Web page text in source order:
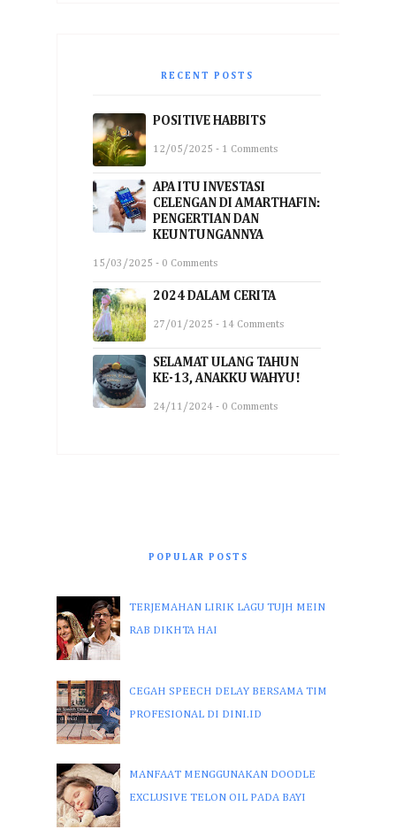
RECENT POSTS
POSITIVE HABBITS
12/05/2025 - 1 Comments
APA ITU INVESTASI
CELENGAN DI AMARTHAFIN:
PENGERTIAN DAN
KEUNTUNGANNYA
15/03/2025 - 0 Comments
2024 DALAM CERITA
27/01/2025 - 14 Comments
SELAMAT ULANG TAHUN
KE-13, ANAKKU WAHYU!
24/11/2024 - 0 Comments
POPULAR POSTS
TERJEMAHAN LIRIK LAGU TUJH MEIN
RAB DIKHTA HAI
CEGAH SPEECH DELAY BERSAMA TIM
PROFESIONAL DI DINI.ID
MANFAAT MENGGUNAKAN DOODLE
EXCLUSIVE TELON OIL PADA BAYI